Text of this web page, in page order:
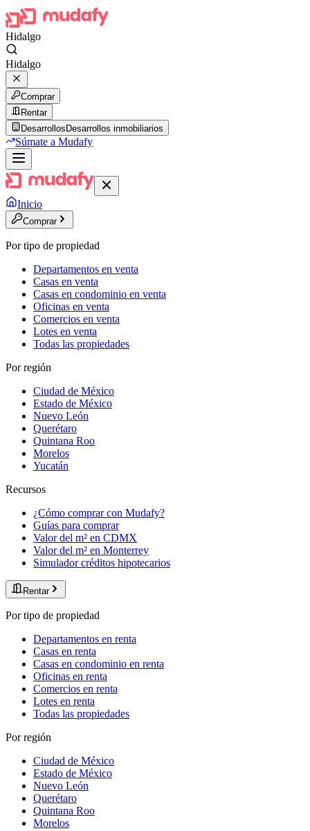
Hidalgo
Hidalgo
Comprar
Rentar
Desarrollos Desarrollos inmobiliarios
Súmate a Mudafy
Inicio
Comprar
Por tipo de propiedad
Departamentos en venta
Casas en venta
Casas en condominio en venta
Oficinas en venta
Comercios en venta
Lotes en venta
Todas las propiedades
Por región
Ciudad de México
Estado de México
Nuevo León
Querétaro
Quintana Roo
Morelos
Yucatán
Recursos
¿Cómo comprar con Mudafy?
Guías para comprar
Valor del m² en CDMX
Valor del m² en Monterrey
Simulador créditos hipotecarios
Rentar
Por tipo de propiedad
Departamentos en renta
Casas en renta
Casas en condominio en renta
Oficinas en renta
Comercios en renta
Lotes en renta
Todas las propiedades
Por región
Ciudad de México
Estado de México
Nuevo León
Querétaro
Quintana Roo
Morelos